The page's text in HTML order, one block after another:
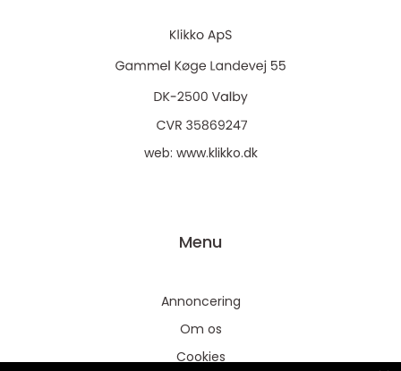
web: www.klikko.dk
Menu
Annoncering
Om os
Cookies